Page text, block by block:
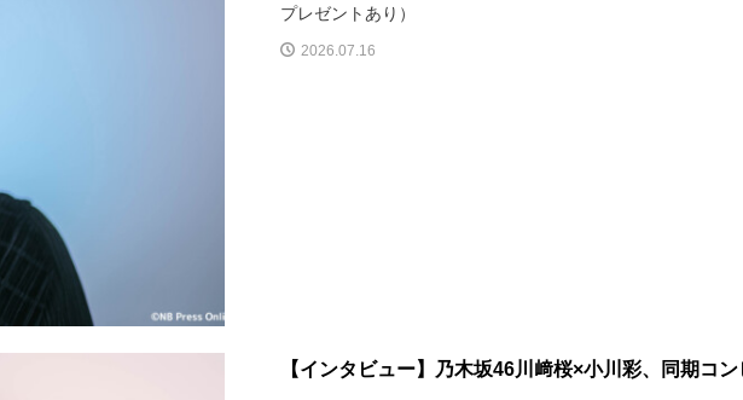
プレゼントあり）
2026.07.16
【インタビュー】乃木坂46川﨑桜×小川彩、同期コ